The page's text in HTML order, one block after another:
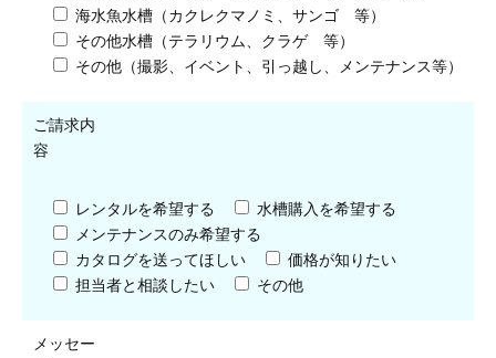
海水魚水槽（カクレクマノミ、サンゴ 等）
その他水槽（テラリウム、クラゲ 等）
その他（撮影、イベント、引っ越し、メンテナンス等）
ご請求内
容
レンタルを希望する
水槽購入を希望する
メンテナンスのみ希望する
カタログを送ってほしい
価格が知りたい
担当者と相談したい
その他
メッセー